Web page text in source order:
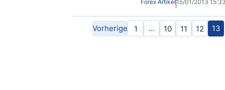
Forex Artikel15/01/2013
Vorherige 1 … 10 11 12 13